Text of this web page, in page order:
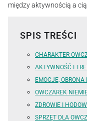
między aktywnością a
SPIS TREŚCI
CHARAKTER
AKTYWNOŚĆ I
EMOCJE, OBRONA
OWCZAREK
ZDROWIE I
SPRZĘT DLA